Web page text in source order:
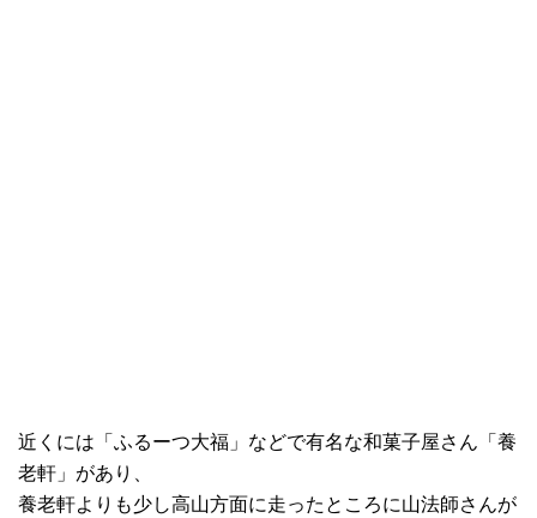
近くには「ふるーつ大福」などで有名な和菓子屋さん「養
老軒」があり、
養老軒よりも少し高山方面に走ったところに山法師さんが